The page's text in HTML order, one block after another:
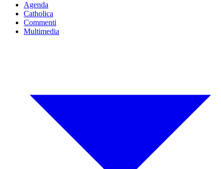
Agenda
Catholica
Commenti
Multimedia